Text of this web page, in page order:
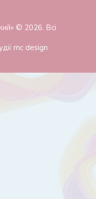
© 2026. Всі
mc design